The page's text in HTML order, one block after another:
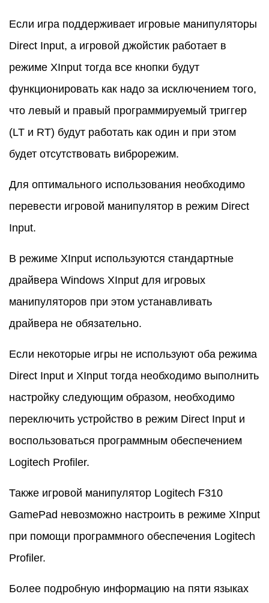
Если игра поддерживает игровые манипуляторы
Direct Input, а игровой джойстик работает в
режиме XInput тогда все кнопки будут
функционировать как надо за исключением того,
что левый и правый программируемый триггер
(LT и RT) будут работать как один и при этом
будет отсутствовать виброрежим.
Для оптимального использования необходимо
перевести игровой манипулятор в режим Direct
Input.
В режиме XInput используются стандартные
драйвера Windows XInput для игровых
манипуляторов при этом устанавливать
драйвера не обязательно.
Если некоторые игры не используют оба режима
Direct Input и XInput тогда необходимо выполнить
настройку следующим образом, необходимо
переключить устройство в режим Direct Input и
воспользоваться программным обеспечением
Logitech Profiler.
Также игровой манипулятор Logitech F310
GamePad невозможно настроить в режиме XInput
при помощи программного обеспечения Logitech
Profiler.
Более подробную информацию на пяти языках